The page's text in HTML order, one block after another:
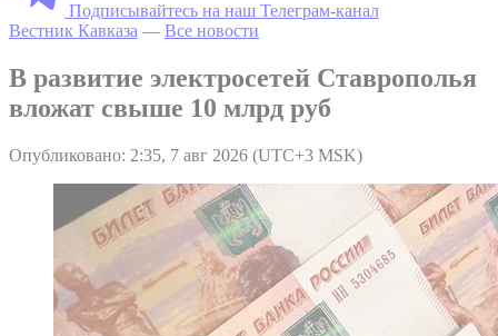
Подписывайтесь на наш Телеграм-канал
Вестник Кавказа — Все новости
В развитие электросетей Ставрополья
вложат свыше 10 млрд руб
Опубликовано: 2:35, 7 авг 2026 (UTC+3 MSK)